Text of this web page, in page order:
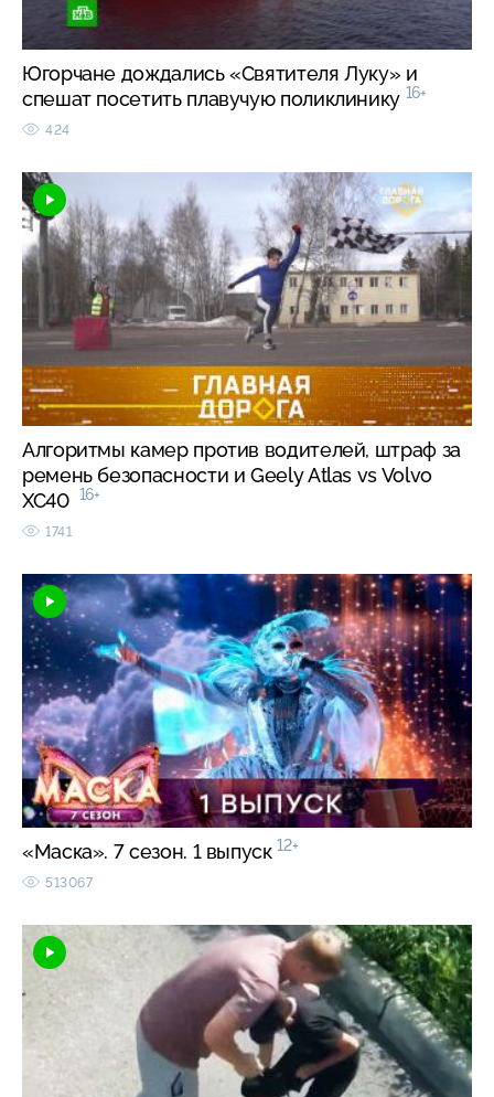
Югорчане дождались «Святителя Луку» и
спешат посетить плавучую поликлинику 16+
424
Алгоритмы камер против водителей, штраф за
ремень безопасности и Geely Atlas vs Volvo
XC40 16+
1741
«Маска». 7 сезон. 1 выпуск 12+
513067